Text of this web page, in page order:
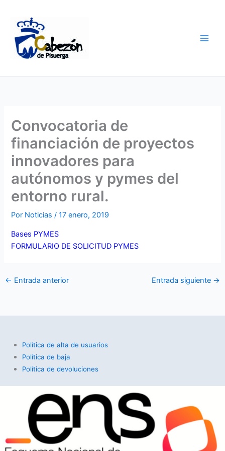
contenido
Convocatoria de
financiación de proyectos
innovadores para
autónomos y pymes del
entorno rural.
Por Noticias/17 enero, 2019
Bases PYMES
FORMULARIO DE SOLICITUD PYMES
← Entrada anterior Entrada siguiente →
Política de alta de usuarios
Política de baja
Política de devoluciones